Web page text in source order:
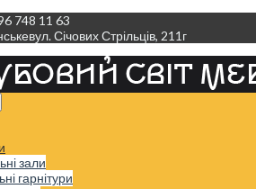
748 11 63
вул. Січових Стрільців, 211г
зали
гарнітури